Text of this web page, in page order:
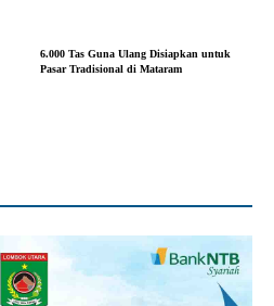
6.000 Tas Guna Ulang Disiapkan untuk
Pasar Tradisional di Mataram